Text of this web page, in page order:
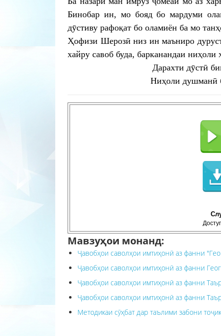
Бинобар ин, мо бояд бо мардуми
дӯстиву рафоқат бо оламиён ба мо
Ҳофизи Шерозӣ низ ин маъниро
хайру савоб буда, барканандаи
Дарахти дӯстӣ
Ниҳоли душманӣ
Мавзуҳои монанд:
Ҷавобҳои саволҳои имтиҳонӣ аз фанни
Ҷавобҳои саволҳои имтиҳонӣ аз фанни
Ҷавобҳои саволҳои имтиҳонӣ аз фанни
Ҷавобҳои саволҳои имтиҳонӣ аз фанни
Методикаи сӯҳбат дар таълими забони